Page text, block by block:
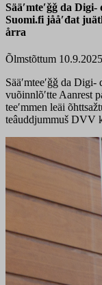
Sääʹmteʹǧǧ da
Suomi.fi jååʹđat
årra
Õlmstõttum 10.9.2025
Sääʹmteeʹǧǧ da
vuõinnlõʹtte Aanrest
teeʹmmen leäi
teâuddjummuš DVV